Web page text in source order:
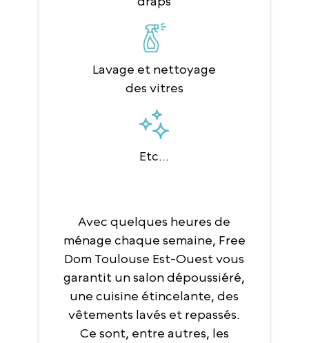
Lavage et nettoyage
des vitres
Etc...
Avec quelques heures de
ménage chaque semaine, Free
Dom Toulouse Est-Ouest vous
garantit un salon dépoussiéré,
une cuisine étincelante, des
vêtements lavés et repassés.
Ce sont, entre autres, les